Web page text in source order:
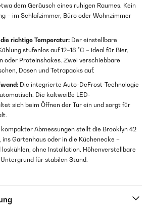
dem Geräusch eines ruhigen Raumes. Kein
– im Schlafzimmer, Büro oder Wohnzimmer
richtige Temperatur: Der einstellbare
stufenlos auf 12–18 °C – ideal für Bier,
oder Proteinshakes. Zwei verschiebbare
Dosen und Tetrapacks auf.
Die integrierte Auto-DeFrost-Technologie
Die kaltweiße LED-
sich beim Öffnen der Tür ein und sorgt für
kompakter Abmessungen stellt die Brooklyn 42
Gartenhaus oder in die Küchenecke –
ohne Installation. Höhenverstellbare
für stabilen Stand.